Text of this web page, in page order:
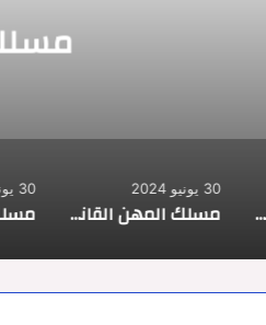
مسلك المهن القانونية والقضائية
30 يونيو 2024
مسلك المهن القانونية والقضائية